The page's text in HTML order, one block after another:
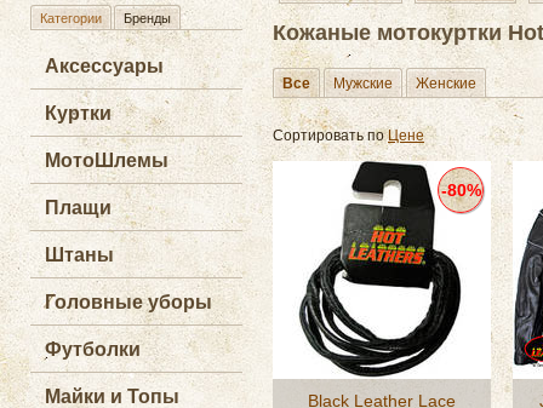
Категории Бренды
Аксессуары
Куртки
МотоШлемы
Плащи
Штаны
Головные уборы
Футболки
Майки и Топы
Кожаные мотокуртки
Все Мужские Женские
Сортировать поЦене
Black Leather Lace
-80%